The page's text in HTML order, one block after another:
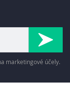
marketingové účely.